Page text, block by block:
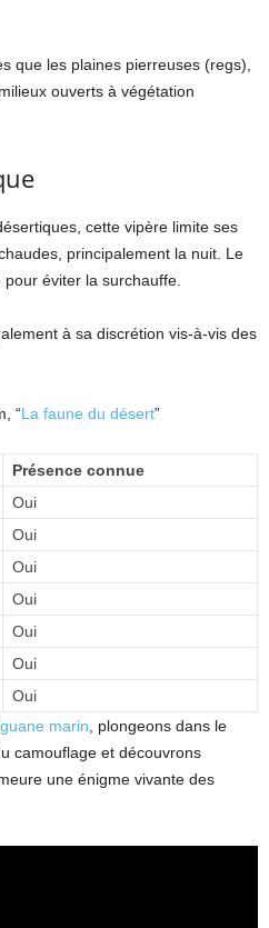
que les plaines pierreuses (regs),
ouverts à végétation
cette vipère limite ses
principalement la nuit. Le
pour éviter la surchauffe.
à sa discrétion vis-à-vis des
“La faune du désert”
Présence connue
Oui
Oui
Oui
Oui
Oui
Oui
Oui
marin , plongeons dans le
camouflage et découvrons
une énigme vivante des